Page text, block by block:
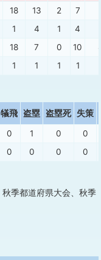
18 13 2 7
1 4 1 4
18 7 0 10 8
1 1 1 1
犠飛 盗塁 盗塁死 失策
0 1 0 0
0 0 0 0
季都道府県大会、秋季